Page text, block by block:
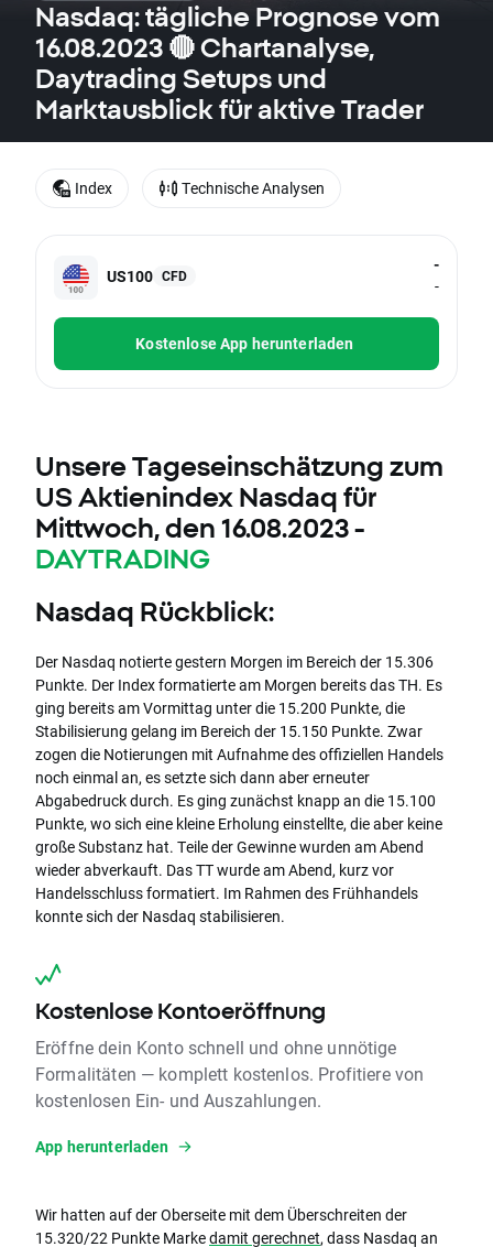
Nasdaq: tägliche Prognose vom
16.08.2023 🔴 Chartanalyse,
Daytrading Setups und
Marktausblick für aktive Trader
US100 CFD
-
-
Kostenlose App herunterladen
Unsere Tageseinschätzung zum
US Aktienindex Nasdaq für
Mittwoch, den 16.08.2023 -
DAYTRADING
Nasdaq Rückblick:
Der Nasdaq notierte gestern Morgen im Bereich der 15.306
Punkte. Der Index formatierte am Morgen bereits das TH. Es
ging bereits am Vormittag unter die 15.200 Punkte, die
Stabilisierung gelang im Bereich der 15.150 Punkte. Zwar
zogen die Notierungen mit Aufnahme des offiziellen Handels
noch einmal an, es setzte sich dann aber erneuter
Abgabedruck durch. Es ging zunächst knapp an die 15.100
Punkte, wo sich eine kleine Erholung einstellte, die aber keine
große Substanz hat. Teile der Gewinne wurden am Abend
wieder abverkauft. Das TT wurde am Abend, kurz vor
Handelsschluss formatiert. Im Rahmen des Frühhandels
konnte sich der Nasdaq stabilisieren.
Kostenlose Kontoeröffnung
Eröffne dein Konto schnell und ohne unnötige
Formalitäten — komplett kostenlos. Profitiere von
kostenlosen Ein- und Auszahlungen.
App herunterladen
Wir hatten auf der Oberseite mit dem Überschreiten der
15.320/22 Punkte Markedamit gerechnet, dass Nasdaq an
Index Technische Analysen